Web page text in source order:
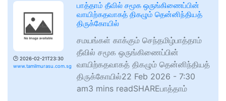
🕑 2026-02-21T23:30
www.tamilmurasu.com.sg
பாத்தாம் தீவில் சமூக ஒருங்கிணைப்பின்
வாயிற்கதவாகத் திகழும் தென்னிந்தியத்
திருக்கோயில்
சமயங்கள் காக்கும் செந்தமிழ்பாத்தாம்
தீவில் சமூக ஒருங்கிணைப்பின்
வாயிற்கதவாகத் திகழும் தென்னிந்தியத்
திருக்கோயில்22 Feb 2026 - 7:30
am3 mins readSHAREபாத்தாம்